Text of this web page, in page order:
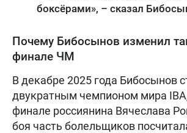
боксёрами», – сказал
Почему Бибосынов изменил
финале ЧМ
В декабре 2025 года Бибосынов
двукратным чемпионом мира
финале россиянина Вячеслава
боя часть болельщиков